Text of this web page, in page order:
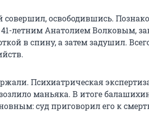
совершил, освободившись.
летним Анатолием Волковым,
в спину, а затем задушил.
Психиатрическая
маньяка. В итоге
суд приговорил его к